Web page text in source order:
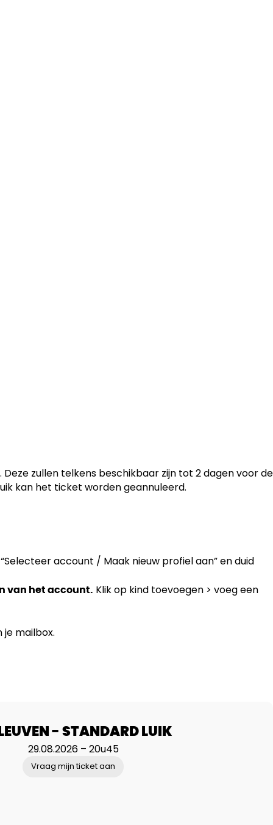
zullen telkens beschikbaar zijn tot 2 dagen voor de
kan het ticket worden geannuleerd.
“Selecteer account / Maak nieuw profiel aan” en duid
van het account. Klik op kind toevoegen > voeg een
mailbox.
- STANDARD LUIK
29.08.2026 – 20u45
Vraag mijn ticket aan